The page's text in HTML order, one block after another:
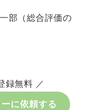
部（総合評価の
録無料 ／
に依頼する